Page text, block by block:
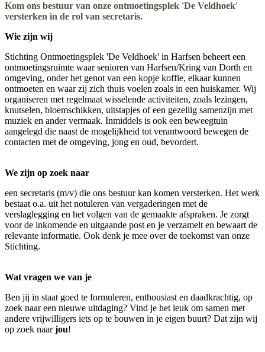
Kom ons bestuur van onze ontmoetingsplek 'De Veldhoek'
versterken in de rol van secretaris.
Wie zijn wij
Stichting Ontmoetingsplek 'De Veldhoek' in Harfsen beheert een
ontmoetingsruimte waar senioren van Harfsen/Kring van Dorth en
omgeving, onder het genot van een kopje koffie, elkaar kunnen
ontmoeten en waar zij zich thuis voelen zoals in een huiskamer. Wij
organiseren met regelmaat wisselende activiteiten, zoals lezingen,
knutselen, bloemschikken, uitstapjes of een gezellig samenzijn met
muziek en ander vermaak. Inmiddels is ook een beweegtuin
aangelegd die naast de mogelijkheid tot verantwoord bewegen de
contacten met de omgeving, jong en oud, bevordert.
We zijn op zoek naar
een secretaris (m/v) die ons bestuur kan komen versterken. Het werk
bestaat o.a. uit het notuleren van vergaderingen met de
verslaglegging en het volgen van de gemaakte afspraken. Je zorgt
voor de inkomende en uitgaande post en je verzamelt en bewaart de
relevante informatie. Ook denk je mee over de toekomst van onze
Stichting.
Wat vragen we van je
Ben jij in staat goed te formuleren, enthousiast en daadkrachtig, op
zoek naar een nieuwe uitdaging? Vind je het leuk om samen met
andere vrijwilligers iets op te bouwen in je eigen buurt? Dat zijn wij
op zoek naarjou!